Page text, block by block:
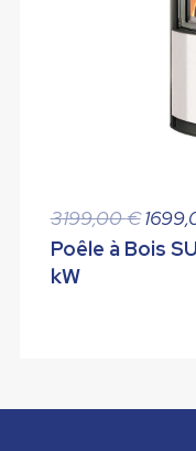
3199,00€ Le
prix
Poêle à Bois
kW